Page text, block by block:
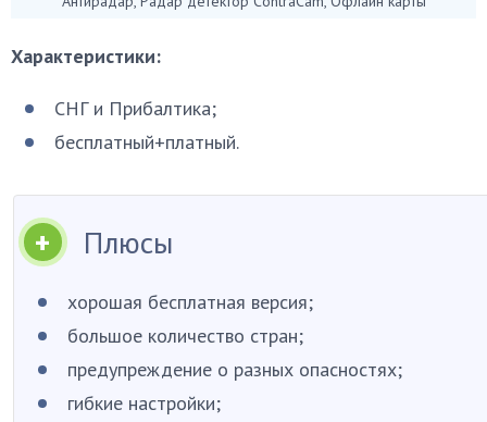
Характеристики:
СНГ и Прибалтика;
бесплатный+платный.
Плюсы
хорошая бесплатная версия;
большое количество стран;
предупреждение о разных опасностях;
гибкие настройки;